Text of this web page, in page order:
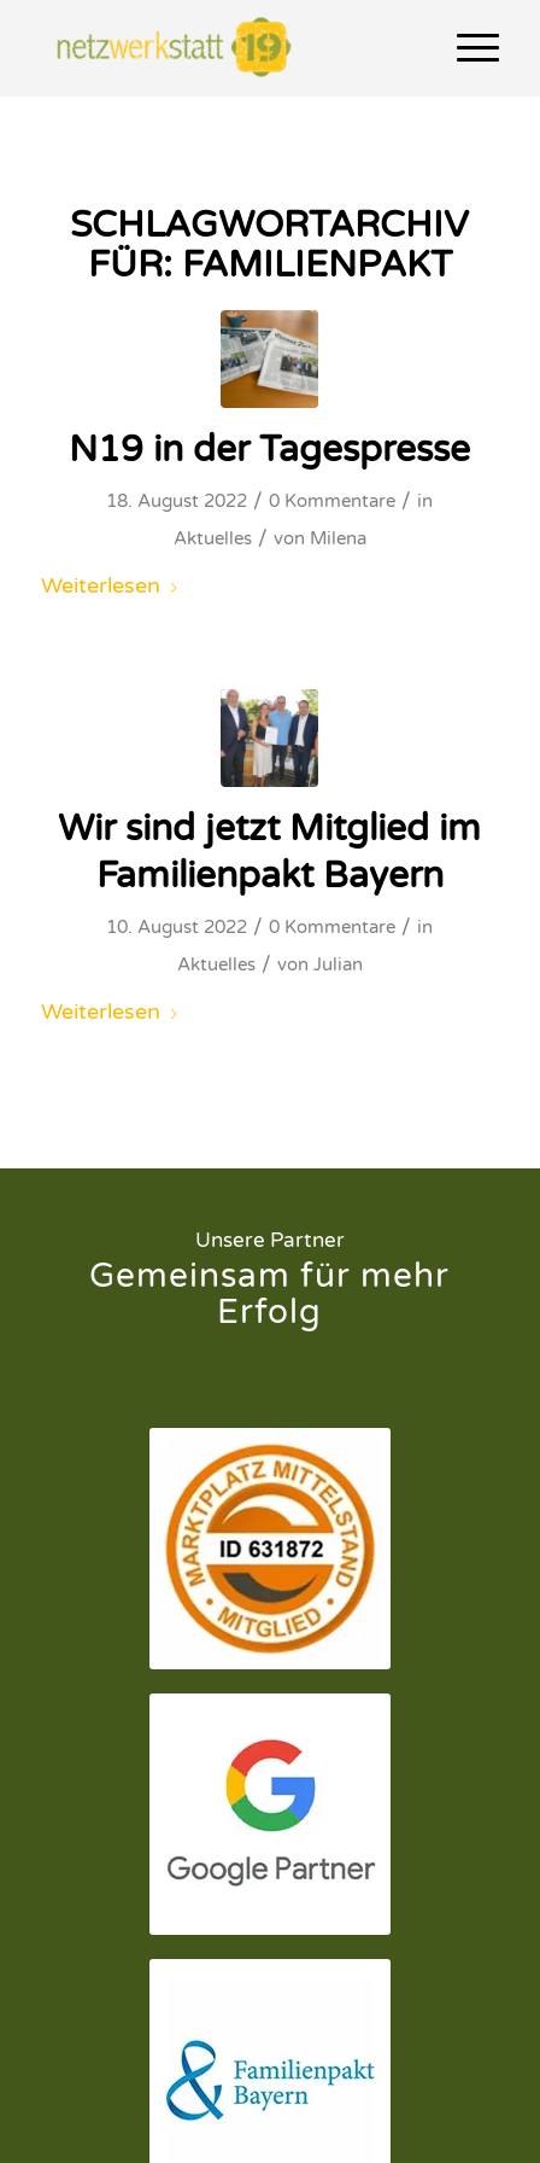
SCHLAGWORTARCHIV
FÜR: FAMILIENPAKT
N19 in der Tagespresse
18. August 2022 / 0 Kommentare / in
Aktuelles / von Milena
Weiterlesen
Wir sind jetzt Mitglied im
Familienpakt Bayern
10. August 2022 / 0 Kommentare / in
Aktuelles / von Julian
Weiterlesen
Unsere Partner
Gemeinsam für mehr
Erfolg